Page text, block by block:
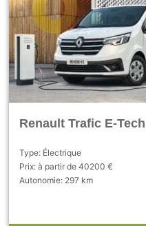
Renault Trafic E-Tech
Type: Électrique
Prix: à partir de 40200 €
Autonomie: 297 km